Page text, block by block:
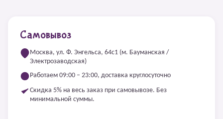
Самовывоз
Москва, ул. Ф. Энгельса, 64с1 (м. Бауманская /
Электрозаводская)
Работаем 09:00 – 23:00, доставка круглосуточно
Скидка 5% на весь заказ при самовывозе. Без
минимальной суммы.